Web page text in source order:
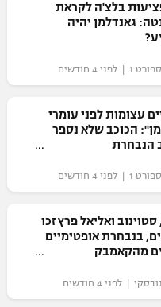
בלצ'ה לקראת
גאנדלמן יהיה
4 חודשים
עצומות לפני עומרי
הכוכב שלא נספר
הנבחרת
4 חודשים
ואליאל פרץ זכו
בנבחרת אופטימיים
מהקאמבק
| לפני 4 חודשים